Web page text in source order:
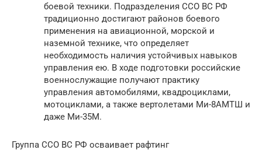
боевой техники. Подразделения ССО ВС РФ
традиционно достигают районов боевого
применения на авиационной, морской и
наземной технике, что определяет
необходимость наличия устойчивых навыков
управления ею. В ходе подготовки российские
военнослужащие получают практику
управления автомобилями, квадроциклами,
мотоциклами, а также вертолетами Ми-8АМТШ и
даже Ми-35М.
Группа ССО ВС РФ осваивает рафтинг